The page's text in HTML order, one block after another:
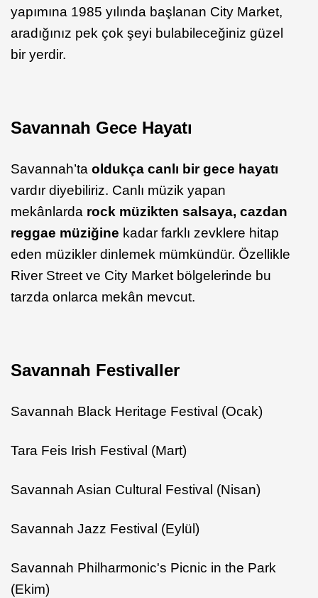
yapımına 1985 yılında başlanan City Market,
aradığınız pek çok şeyi bulabileceğiniz güzel
bir yerdir.
Savannah Gece Hayatı
Savannah’ta oldukça canlı bir gece hayatı
vardır diyebiliriz. Canlı müzik yapan
mekânlarda rock müzikten salsaya, cazdan
reggae müziğine kadar farklı zevklere hitap
eden müzikler dinlemek mümkündür. Özellikle
River Street ve City Market bölgelerinde bu
tarzda onlarca mekân mevcut.
Savannah Festivaller
Savannah Black Heritage Festival (Ocak)
Tara Feis Irish Festival (Mart)
Savannah Asian Cultural Festival (Nisan)
Savannah Jazz Festival (Eylül)
Savannah Philharmonic's Picnic in the Park
(Ekim)